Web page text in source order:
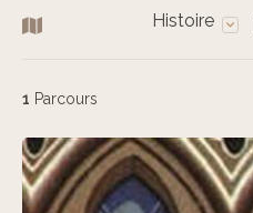
Histoire
1 Parcours